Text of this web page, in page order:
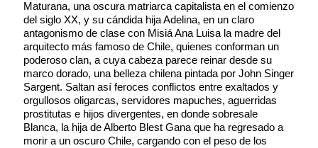
Maturana, una oscura matriarca capitalista en el comienzo
del siglo XX, y su cándida hija Adelina, en un claro
antagonismo de clase con Misiá Ana Luisa la madre del
arquitecto más famoso de Chile, quienes conforman un
poderoso clan, a cuya cabeza parece reinar desde su
marco dorado, una belleza chilena pintada por John Singer
Sargent. Saltan así feroces conflictos entre exaltados y
orgullosos oligarcas, servidores mapuches, aguerridas
prostitutas e hijos divergentes, en donde sobresale
Blanca, la hija de Alberto Blest Gana que ha regresado a
morir a un oscuro Chile, cargando con el peso de los